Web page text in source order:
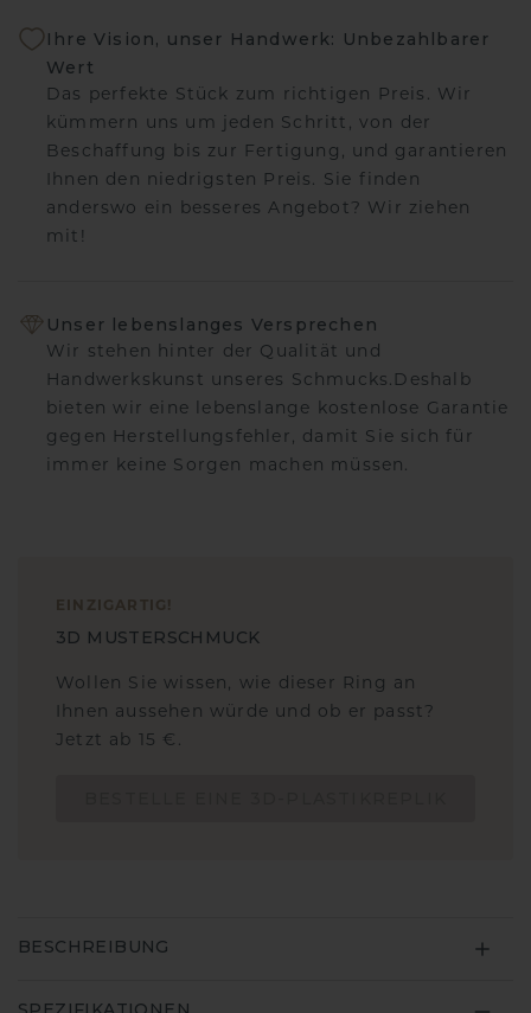
Ihre Vision, unser Handwerk: Unbezahlbarer
Wert
Das perfekte Stück zum richtigen Preis. Wir
kümmern uns um jeden Schritt, von der
Beschaffung bis zur Fertigung, und garantieren
Ihnen den niedrigsten Preis. Sie finden
anderswo ein besseres Angebot? Wir ziehen
mit!
Unser lebenslanges Versprechen
Wir stehen hinter der Qualität und
Handwerkskunst unseres Schmucks.Deshalb
bieten wir eine lebenslange kostenlose Garantie
gegen Herstellungsfehler, damit Sie sich für
immer keine Sorgen machen müssen.
EINZIGARTIG
3D MUSTERSCHMUCK
Wollen Sie wissen, wie dieser Ring an
Ihnen aussehen würde und ob er passt?
Jetzt ab 15 €.
BESCHREIBUNG